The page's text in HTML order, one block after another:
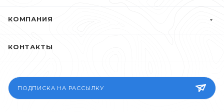
КОМПАНИЯ
КОНТАКТЫ
ПОДПИСКА НА РАССЫЛКУ